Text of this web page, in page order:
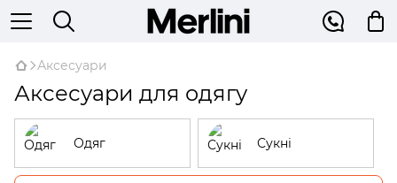
Аксесуари
Аксесуари для одягу
Одяг Сукні